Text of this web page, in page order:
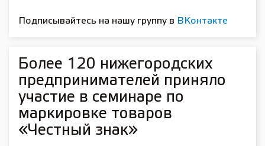
Подписывайтесь на нашу группу в ВКонтакте
Более 120 нижегородских
предпринимателей приняло
участие в семинаре по
маркировке товаров
«Честный знак»